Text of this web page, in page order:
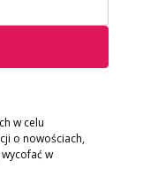
w celu
o nowościach,
w